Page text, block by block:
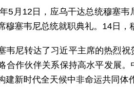
5月12日，应乌干达总统穆塞
穆塞韦尼总统就职典礼。14日
韦尼转达了习近平主席的热烈
合作伙伴关系保持高水平发展
建新时代全天候中非命运共同体